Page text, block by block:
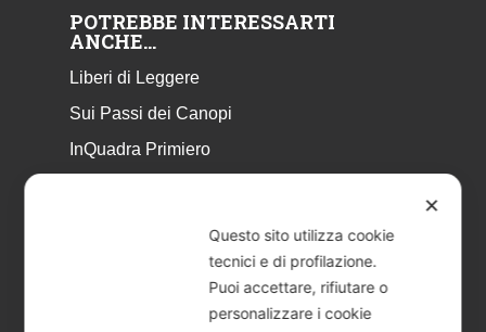
POTREBBE INTERESSARTI
ANCHE…
Liberi di Leggere
Sui Passi dei Canopi
InQuadra Primiero
Libretto Eventi – estate 2026
✕
Questo sito utilizza cookie
tecnici e di profilazione.
Puoi accettare, rifiutare o
personalizzare i cookie